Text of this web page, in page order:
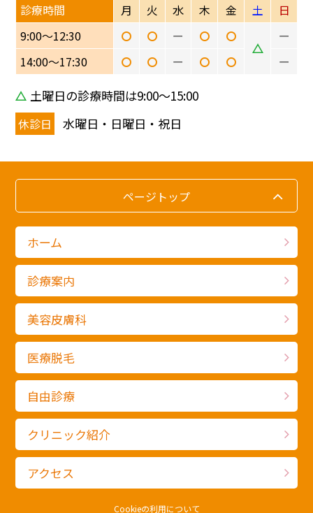
診療時間 月 火 水 木 金 土
日
9:00〜12:30
ー
ー
14:00〜17:30
ー ー
土曜日の診療時間は9:00〜15:00
休診日 水曜日・日曜日・祝日
ページトップ
ホーム
診療案内
美容皮膚科
医療脱毛
自由診療
クリニック紹介
アクセス
Cookieの利用について